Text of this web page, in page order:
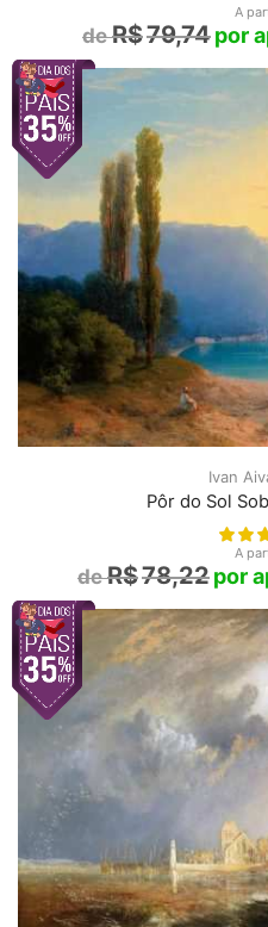
A
R$79,74
Ivan
Pôr do Sol
A
R$78,22